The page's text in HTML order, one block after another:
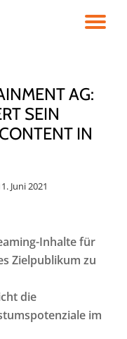
AG:
SEIN
IN
Juni 2021
Inhalte für
Zielpublikum zu
die
im